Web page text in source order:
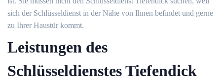
sich der Schlüsseldienst in der Nähe von Ihnen befindet und gerne
zu Ihrer Haustür kommt.
Leistungen des
Schlüsseldienstes Tiefendick